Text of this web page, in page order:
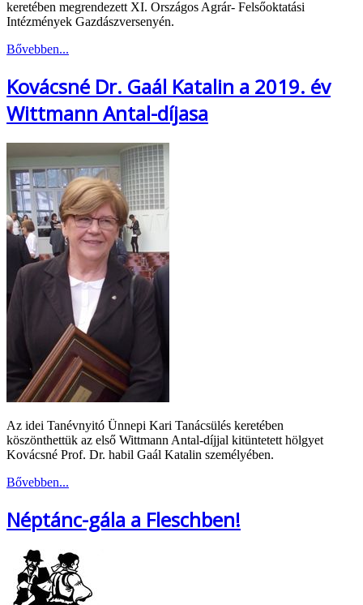
keretében megrendezett XI. Országos Agrár- Felsőoktatási
Intézmények Gazdászversenyén.
Bővebben...
Kovácsné Dr. Gaál Katalin a 2019. év
Wittmann Antal-díjasa
Az idei Tanévnyitó Ünnepi Kari Tanácsülés keretében
köszönthettük az első Wittmann Antal-díjjal kitüntetett hölgyet
Kovácsné Prof. Dr. habil Gaál Katalin személyében.
Bővebben...
Néptánc-gála a Fleschben!